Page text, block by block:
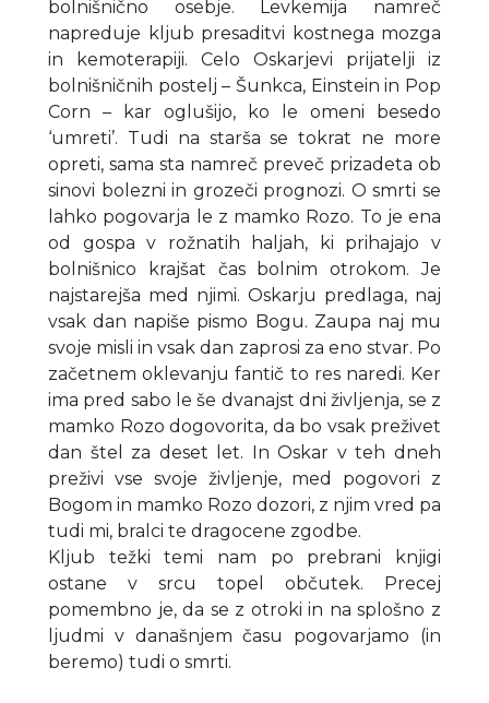
bolnišnično osebje. Levkemija namreč
napreduje kljub presaditvi kostnega mozga
in kemoterapiji. Celo Oskarjevi prijatelji iz
bolnišničnih postelj – Šunkca, Einstein in Pop
Corn – kar oglušijo, ko le omeni besedo
‘umreti’. Tudi na starša se tokrat ne more
opreti, sama sta namreč preveč prizadeta ob
sinovi bolezni in grozeči prognozi. O smrti se
lahko pogovarja le z mamko Rozo. To je ena
od gospa v rožnatih haljah, ki prihajajo v
bolnišnico krajšat čas bolnim otrokom. Je
najstarejša med njimi. Oskarju predlaga, naj
vsak dan napiše pismo Bogu. Zaupa naj mu
svoje misli in vsak dan zaprosi za eno stvar. Po
začetnem oklevanju fantič to res naredi. Ker
ima pred sabo le še dvanajst dni življenja, se z
mamko Rozo dogovorita, da bo vsak preživet
dan štel za deset let. In Oskar v teh dneh
preživi vse svoje življenje, med pogovori z
Bogom in mamko Rozo dozori, z njim vred pa
tudi mi, bralci te dragocene zgodbe.
Kljub težki temi nam po prebrani knjigi
ostane v srcu topel občutek. Precej
pomembno je, da se z otroki in na splošno z
ljudmi v današnjem času pogovarjamo (in
beremo) tudi o smrti.